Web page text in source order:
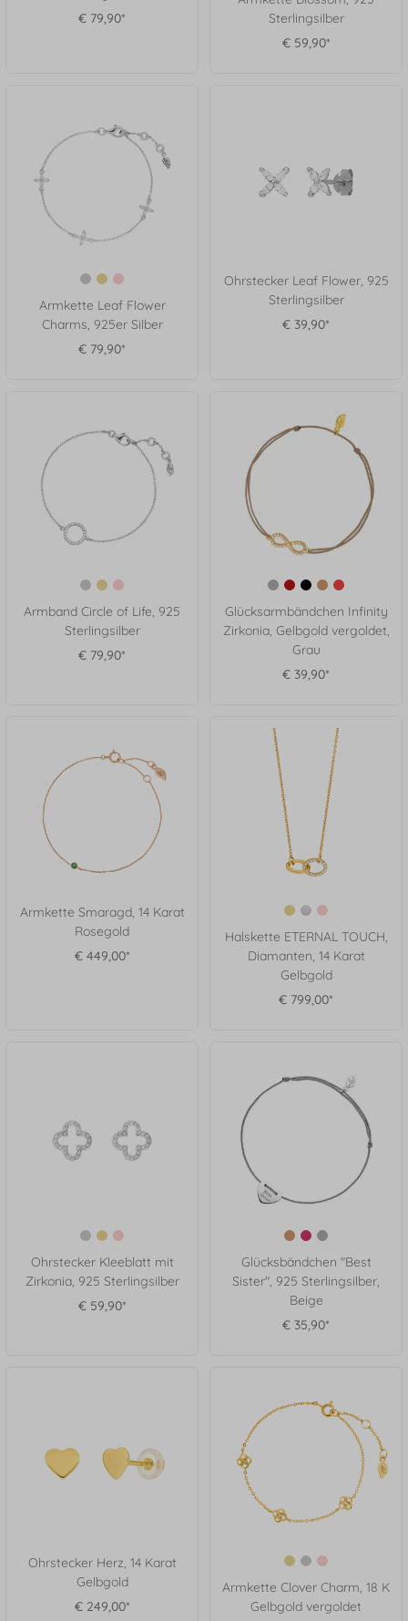
€ 79,90*
Sterlingsilber
€ 59,90*
Armkette Leaf Flower
Charms, 925er Silber
€ 79,90*
Ohrstecker Leaf Flower, 925
Sterlingsilber
€ 39,90*
Armband Circle of Life, 925
Sterlingsilber
€ 79,90*
Glücksarmbändchen Infinity
Zirkonia, Gelbgold vergoldet,
Grau
€ 39,90*
Armkette Smaragd, 14 Karat
Rosegold
€ 449,00*
Halskette ETERNAL TOUCH,
Diamanten, 14 Karat
Gelbgold
€ 799,00*
Ohrstecker Kleeblatt mit
Zirkonia, 925 Sterlingsilber
€ 59,90*
Glücksbändchen "Best
Sister", 925 Sterlingsilber,
Beige
€ 35,90*
Ohrstecker Herz, 14 Karat
Gelbgold
€ 249,00*
Armkette Clover Charm, 18 K
Gelbgold vergoldet